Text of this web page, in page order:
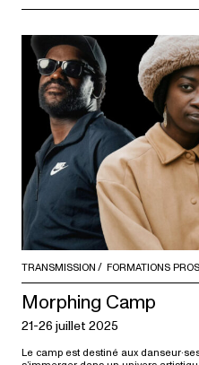
TRANSMISSION FORMATIONS PROS
Morphing Camp
21-26 juillet 2025
Le camp est destiné aux